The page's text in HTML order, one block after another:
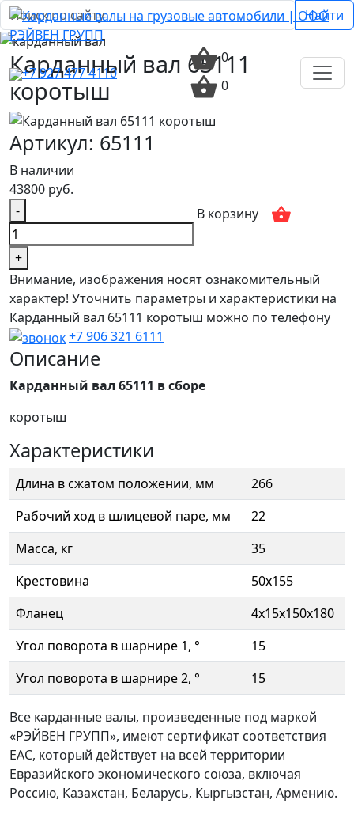
+7 927 477 4110
0
0
Найти
Карданный вал 65111
коротыш
Артикул: 65111
В наличии
43800 руб.
-
+
В корзину
Внимание, изображения носят ознакомительный
характер! Уточнить параметры и характеристики на
Карданный вал 65111 коротыш можно по телефону
+7 906 321 6111
Описание
Карданный вал 65111 в сборе
коротыш
Характеристики
Длина в сжатом положении, мм
266
Рабочий ход в шлицевой паре, мм
22
Масса, кг
35
Крестовина
50х155
Фланец
4х15х150х180
Угол поворота в шарнире 1, °
15
Угол поворота в шарнире 2, °
15
Все карданные валы, произведенные под маркой
«РЭЙВЕН ГРУПП», имеют сертификат соответствия
ЕАС, который действует на всей территории
Евразийского экономического союза, включая
Россию, Казахстан, Беларусь, Кыргызстан, Армению.